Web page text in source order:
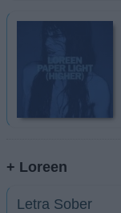
+ Loreen
Letra Sober